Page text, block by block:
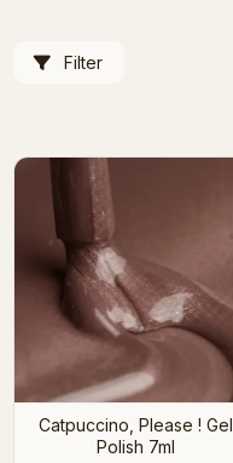
Filter
Catpuccino, Please ! Gel
Polish 7ml